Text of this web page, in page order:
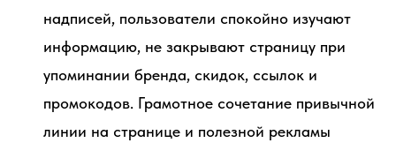
надписей, пользователи спокойно изучают
информацию, не закрывают страницу при
упоминании бренда, скидок, ссылок и
промокодов. Грамотное сочетание привычной
линии на странице и полезной рекламы